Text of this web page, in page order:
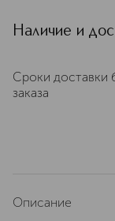
Наличие и
Сроки доставки
заказа
Описание